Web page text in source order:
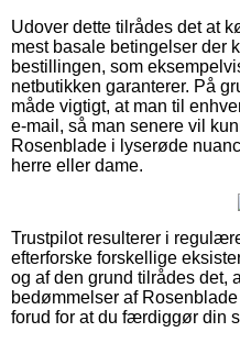
Udover dette tilrådes det at
mest basale betingelser der
bestillingen, som
netbutikken garanterer. På
måde vigtigt, at man til
e-mail, så man senere vil
Rosenblade i lyserøde
herre eller dame.
Trustpilot resulterer i
efterforske forskellige
og af den grund tilrådes det,
bedømmelser af
forud for at du færdiggør din